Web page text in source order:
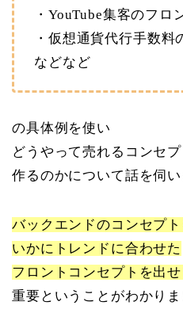
・YouTube集客のフロ
・仮想通貨代行手数料
などなど
の具体例を使い
どうやって売れるコンセ
作るのかについて話を伺い
バックエンドのコンセプト
いかにトレンドに合わせた
フロントコンセプトを出
重要ということがわかりま